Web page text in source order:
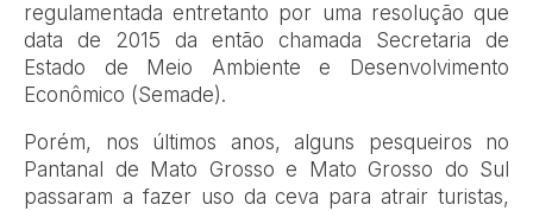
regulamentada entretanto por uma resolução que
data de 2015 da então chamada Secretaria de
Estado de Meio Ambiente e Desenvolvimento
Econômico (Semade).
Porém, nos últimos anos, alguns pesqueiros no
Pantanal de Mato Grosso e Mato Grosso do Sul
passaram a fazer uso da ceva para atrair turistas,